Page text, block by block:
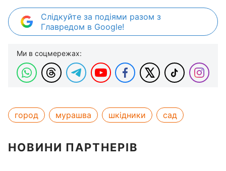
Слідкуйте за подіями разом з
Главредом в Google!
Ми в соцмережах:
город мурашва шкідники сад
НОВИНИ ПАРТНЕРІВ